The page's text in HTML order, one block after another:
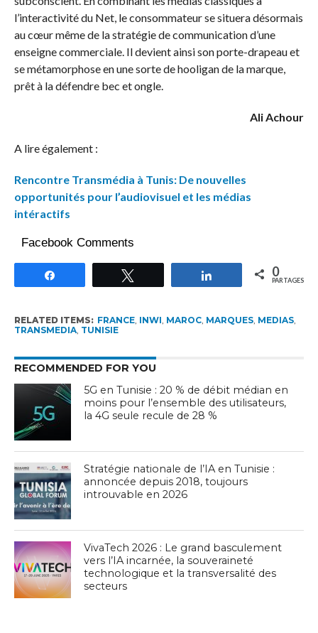
l’interactivité du Net, le consommateur se situera désormais
au cœur même de la stratégie de communication d’une
enseigne commerciale. Il devient ainsi son porte-drapeau et
se métamorphose en une sorte de hooligan de la marque,
prêt à la défendre bec et ongle.
Ali Achour
A lire également :
Rencontre Transmédia à Tunis: De nouvelles
opportunités pour l’audiovisuel et les médias
intéractifs
Facebook Comments
Partagez 0
PARTAGES
RELATED ITEMS: FRANCE, INWI, MAROC, MARQUES, MEDIAS,
TRANSMEDIA, TUNISIE
RECOMMENDED FOR YOU
5G en Tunisie : 20 % de débit médian en
moins pour l’ensemble des utilisateurs,
la 4G seule recule de 28 %
Stratégie nationale de l’IA en Tunisie :
annoncée depuis 2018, toujours
introuvable en 2026
VivaTech 2026 : Le grand basculement
vers l’IA incarnée, la souveraineté
technologique et la transversalité des
secteurs